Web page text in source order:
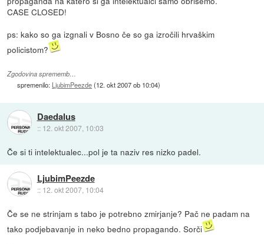
CASE CLOSED!
ps: kako so ga izgnali v Bosno če so ga izročili hrvaškim
policistom?
Zgodovina sprememb…
spremenilo: LjubimPeezde(12. okt 2007 ob 10:04)
Daedalus
:: 12. okt 2007, 10:03
Če si ti intelektualec...pol je ta naziv res nizko padel.
LjubimPeezde
:: 12. okt 2007, 10:04
Če se ne strinjam s tabo je potrebno zmirjanje? Pač ne padam na
tako podjebavanje in neko bedno propagando. Sorči